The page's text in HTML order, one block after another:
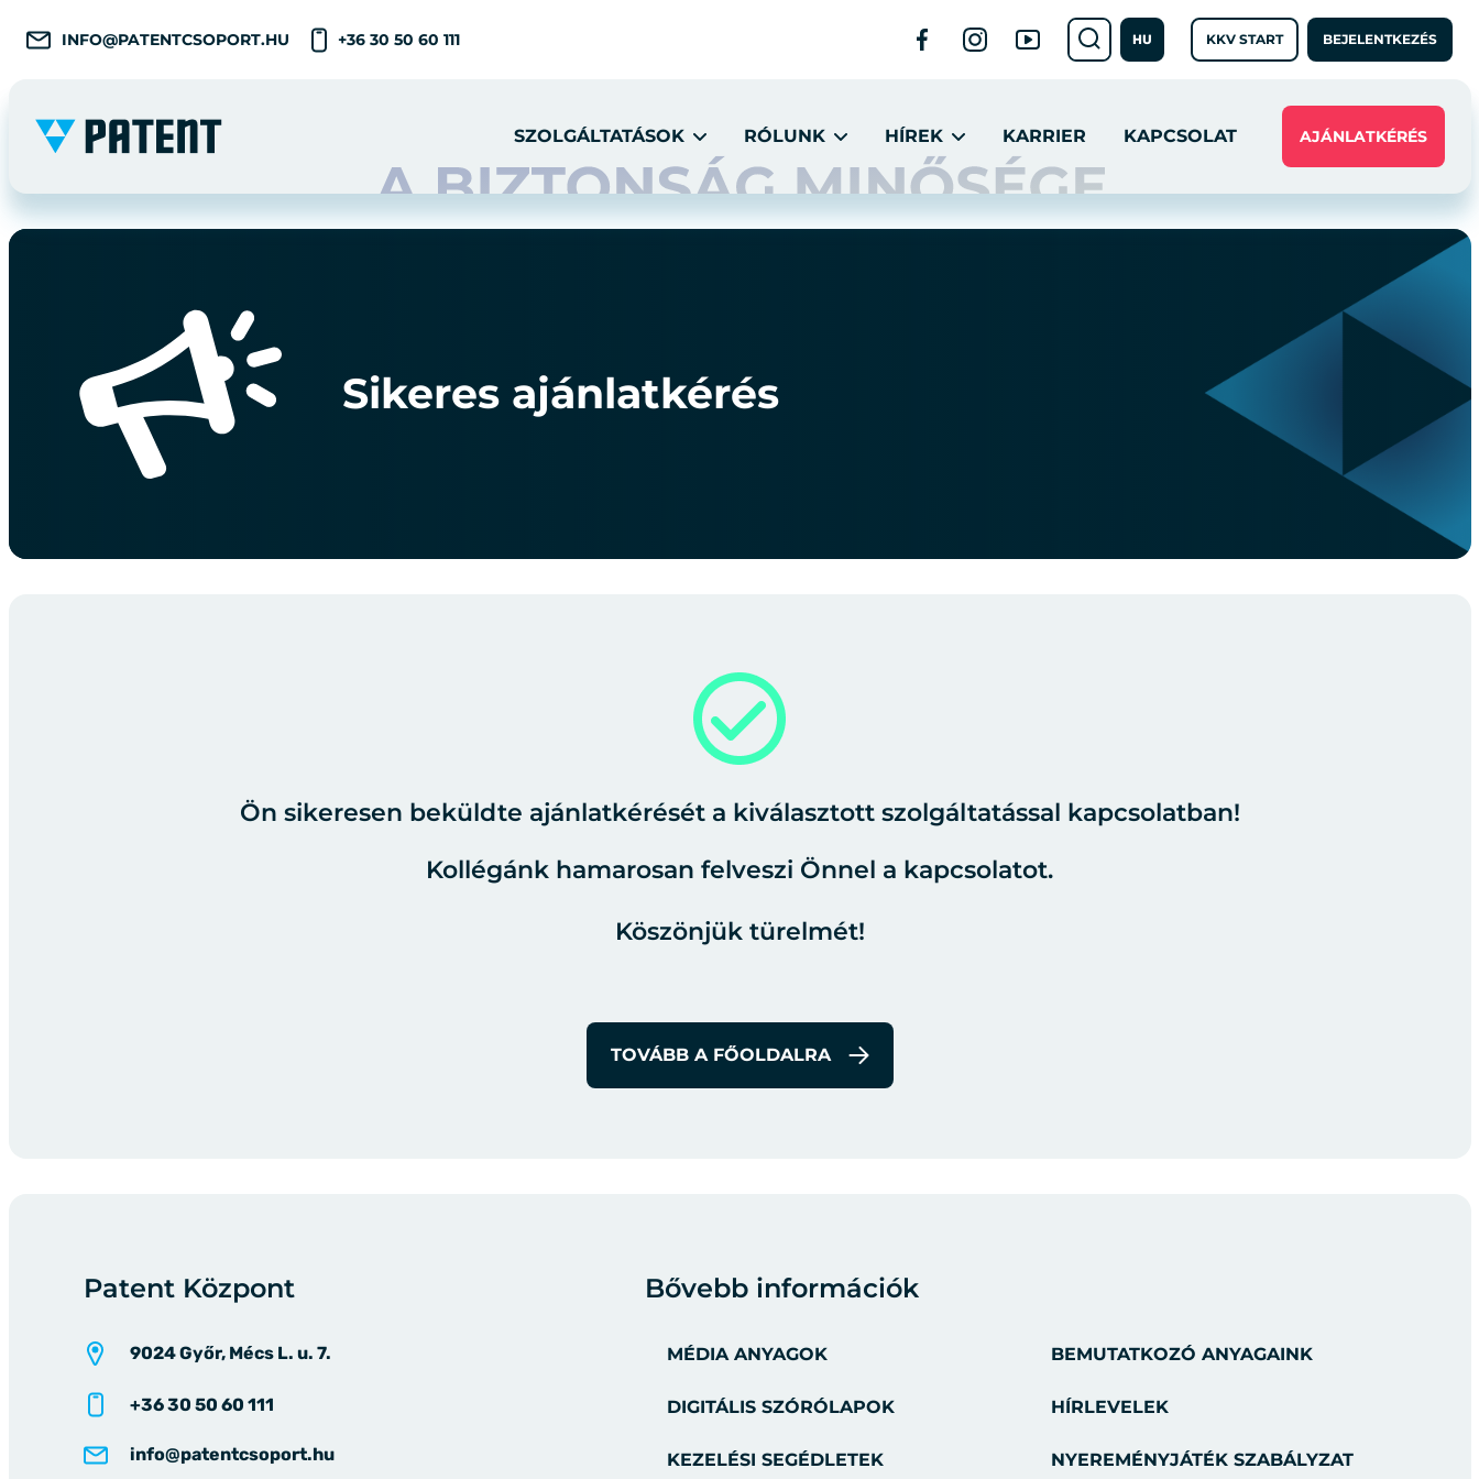
INFO@PATENTCSOPORT.HU +36 30 50 60 111 HU KKV START BEJELENTKEZÉS
SZOLGÁLTATÁSOK RÓLUNK HÍREK KARRIER KAPCSOLAT AJÁNLATKÉRÉS
Sikeres ajánlatkérés
Ön sikeresen beküldte ajánlatkérését a kiválasztott szolgáltatással kapcsolatban!
Kollégánk hamarosan felveszi Önnel a kapcsolatot.
Köszönjük türelmét!
TOVÁBB A FŐOLDALRA
Patent Központ
9024 Győr, Mécs L. u. 7.
+36 30 50 60 111
info@patentcsoport.hu
Bővebb információk
MÉDIA ANYAGOK
DIGITÁLIS SZÓRÓLAPOK
KEZELÉSI SEGÉDLETEK
BEMUTATKOZÓ ANYAGAINK
HÍRLEVELEK
NYEREMÉNYJÁTÉK SZABÁLYZAT